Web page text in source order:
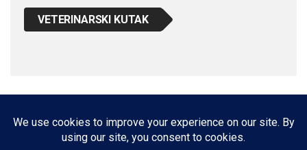
VETERINARSKI KUTAK